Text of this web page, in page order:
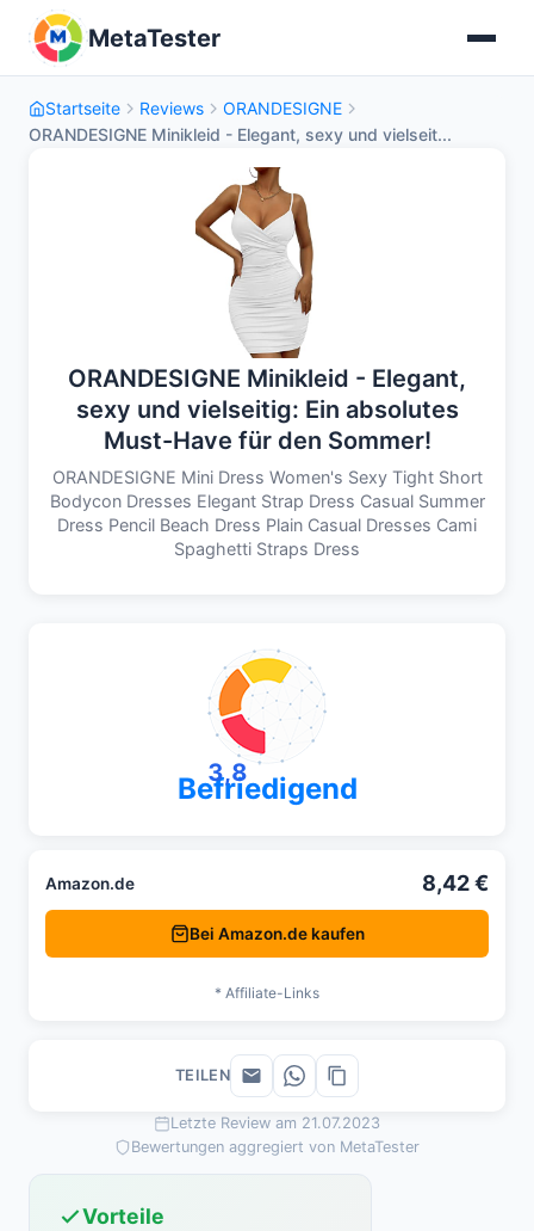
MetaTester
Startseite Reviews
ORANDESIGNE
ORANDESIGNE Minikleid - Elegant, sexy und vielseit...
ORANDESIGNE Minikleid - Elegant,
sexy und vielseitig: Ein absolutes
Must-Have für den Sommer!
ORANDESIGNE Mini Dress Women's Sexy Tight Short
Bodycon Dresses Elegant Strap Dress Casual Summer
Dress Pencil Beach Dress Plain Casual Dresses Cami
Spaghetti Straps Dress
Letzte Review am 21.07.2023
Bewertungen aggregiert von MetaTester
Vorteile
3,8
Befriedigend
Amazon.de 8,42 €
Bei Amazon.de kaufen
* Affiliate-Links
TEILEN